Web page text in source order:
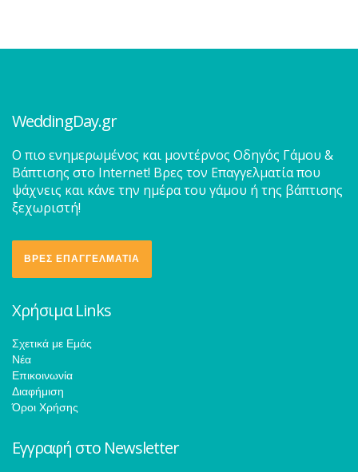
WeddingDay.gr
O πιο ενημερωμένος και μοντέρνος Οδηγός Γάμου &
Βάπτισης στο Internet! Βρες τον Επαγγελματία που
ψάχνεις και κάνε την ημέρα του γάμου ή της βάπτισης
ξεχωριστή!
ΒΡΕΣ ΕΠΑΓΓΕΛΜΑΤΙΑ
Χρήσιμα Links
Σχετικά με Εμάς
Νέα
Επικοινωνία
Διαφήμιση
Όροι Χρήσης
Εγγραφή στο Newsletter